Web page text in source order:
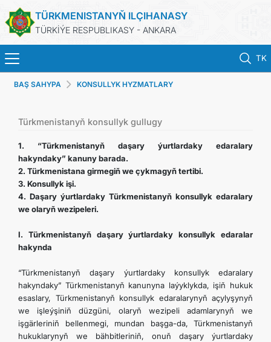
TÜRKMENISTANYŇ ILÇIHANASY
TÜRKİÝE RESPUBLIKASY - ANKARA
TK
BAŞ SAHYPA
HABARLAR
TÜRKMENISTAN
SYÝAHATÇYLYK
ARAGATNAŞYK
BAŞ SAHYPA KONSULLYK HYZMATLARY
Türkmenistanyň konsullyk gullugy
1. “Türkmenistanyň daşary ýurtlardaky edaralary
hakyndaky” kanuny barada.
2. Türkmenistana girmegiň we çykmagyň tertibi.
3. Konsullyk işi.
4. Daşary ýurtlardaky Türkmenistanyň konsullyk edaralary
we olaryň wezipeleri.
I. Türkmenistanyň daşary ýurtlardaky konsullyk edaralar
hakynda
“Türkmenistanyň daşary ýurtlardaky konsullyk edaralary
hakyndaky” Türkmenistanyň kanunyna laýyklykda, işiň hukuk
esaslary, Türkmenistanyň konsullyk edaralarynyň açylyşynyň
we işleýşiniň düzgüni, olaryň wezipeli adamlarynyň we
işgärleriniň bellenmegi, mundan başga-da, Türkmenistanyň
hukuklarynyň we bähbitleriniň, onuň daşary ýurtlardaky